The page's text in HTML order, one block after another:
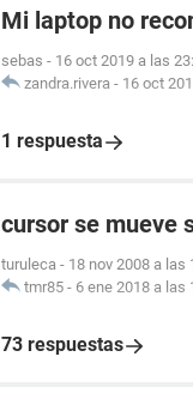
Mi laptop no
sebas - 16 oct 2019 a las
zandra.rivera - 16 oct
1 respuesta
cursor se mueve
turuleca - 18 nov 2008 a las
tmr85 - 6 ene 2018 a las
73 respuestas